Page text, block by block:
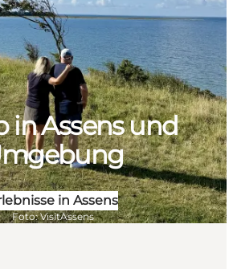
in Assens und
in Assens
Foto: VisitAssens